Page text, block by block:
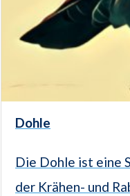
Dohle
Die Dohle ist eine
der Krähen- und